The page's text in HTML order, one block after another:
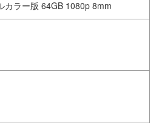
カラー版 64GB 1080p 8mm